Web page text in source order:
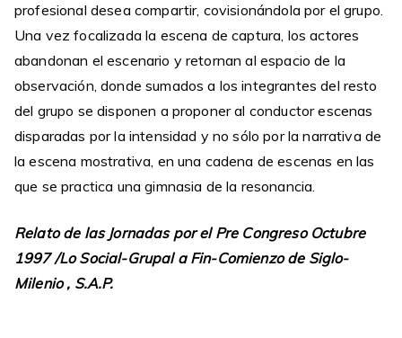
profesional desea compartir, covisionándola por el grupo.
Una vez focalizada la escena de captura, los actores
abandonan el escenario y retornan al espacio de la
observación, donde sumados a los integrantes del resto
del grupo se disponen a proponer al conductor escenas
disparadas por la intensidad y no sólo por la narrativa de
la escena mostrativa, en una cadena de escenas en las
que se practica una gimnasia de la resonancia.
Relato de las Jornadas por el Pre Congreso Octubre
1997 /Lo Social-Grupal a Fin-Comienzo de Siglo-
Milenio , S.A.P.